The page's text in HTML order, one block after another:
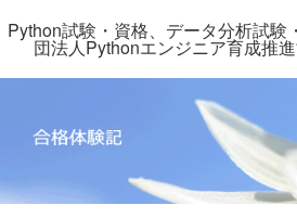
Python試験・資格、データ分析試験
団法人Pythonエンジニア育成推